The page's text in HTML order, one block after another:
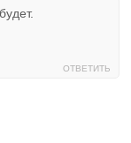
ОТВЕТИТЬ